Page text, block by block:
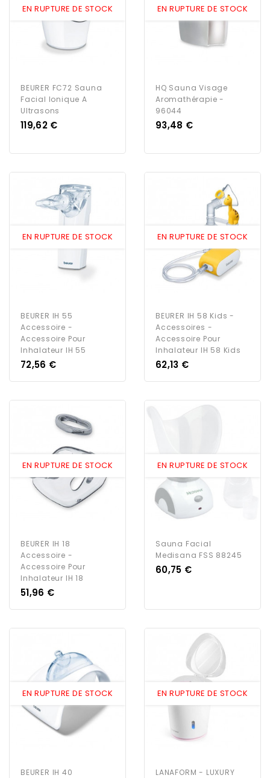
EN RUPTURE DE STOCK
BEURER FC72 Sauna
Facial Ionique A
Ultrasons
Prix
119,62 €
EN RUPTURE DE STOCK
HQ Sauna Visage
Aromathérapie -
96044
Prix
93,48 €
EN RUPTURE DE STOCK
BEURER IH 55
Accessoire -
Accessoire Pour
Inhalateur IH 55
Prix
72,56 €
EN RUPTURE DE STOCK
BEURER IH 58 Kids -
Accessoires -
Accessoire Pour
Inhalateur IH 58 Kids
Prix
62,13 €
EN RUPTURE DE STOCK
BEURER IH 18
Accessoire -
Accessoire Pour
Inhalateur IH 18
Prix
51,96 €
EN RUPTURE DE STOCK
Sauna Facial
Medisana FSS 88245
Prix
60,75 €
EN RUPTURE DE STOCK
BEURER IH 40
EN RUPTURE DE STOCK
LANAFORM - LUXURY